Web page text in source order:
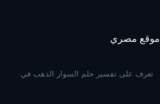
موقع مصري
تعرف على تفسير حلم السوار الذهب في